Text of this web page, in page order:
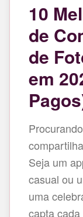
10
de
de
em
Seja um
casual ou
uma
capta